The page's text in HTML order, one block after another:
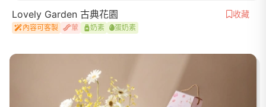
Lovely Garden 古典花園 收藏
內容可客製 葷 奶素 蛋奶素